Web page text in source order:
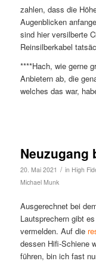
zahlen, dass die
Augenblicken
sind hier versilberte
Reinsilberkabel
****Hach, wie gerne
Anbietern ab, die
welches das war,
Neuzugang
20. Mai 2021 / in High
Michael Munk
Ausgerechnet bei
Lautsprechern gibt
vermelden. Auf die
dessen Hifi-Schiene
führen, bin ich fast